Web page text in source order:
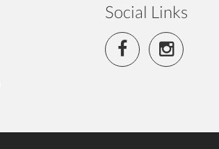
Social Links